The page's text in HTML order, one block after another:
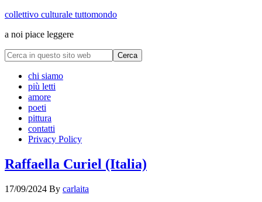
collettivo culturale tuttomondo
a noi piace leggere
chi siamo
più letti
amore
poeti
pittura
contatti
Privacy Policy
Raffaella Curiel (Italia)
17/09/2024 By carlaita